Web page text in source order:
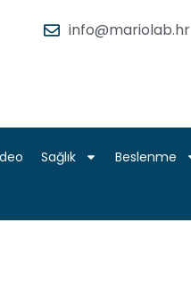
info@mariolab.hr
Sağlık Beslenme